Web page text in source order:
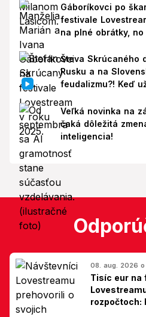
Gáboríkovci po
festivale
na plné obrátky, no
Števa Skrúcaného
Rusku a na
feudalizmu?! Keď
Veľká novinka na
čaká dôležitá
inteligencia!
08. aug. 2026 o
Tisíc eur na
rozpočtoch: